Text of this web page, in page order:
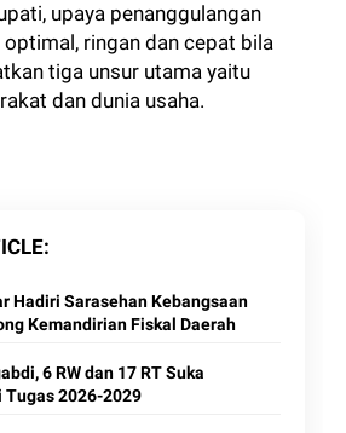
upaya penanggulangan
ringan dan cepat bila
tiga unsur utama yaitu
dan dunia usaha.
Hadiri Sarasehan Kebangsaan
Kemandirian Fiskal Daerah
6 RW dan 17 RT Suka
Tugas 2026-2029